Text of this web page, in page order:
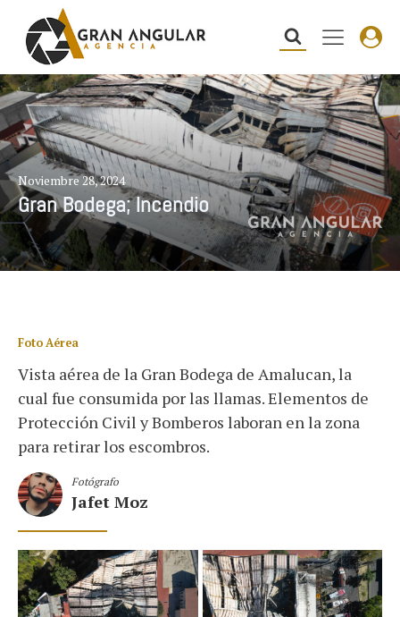
Noviembre 28, 2024
Gran Bodega; Incendio
Foto Aérea
Vista aérea de la Gran Bodega de Amalucan, la
cual fue consumida por las llamas. Elementos de
Protección Civil y Bomberos laboran en la zona
para retirar los escombros.
Fotógrafo
Jafet Moz